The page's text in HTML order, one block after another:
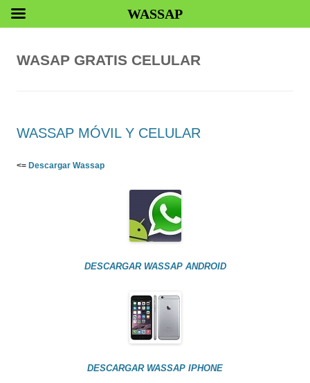
WASAP GRATIS CELULAR
WASSAP MÓVIL Y CELULAR
<= Descargar Wassap
DESCARGAR WASSAP ANDROID
DESCARGAR WASSAP IPHONE
WASSAP